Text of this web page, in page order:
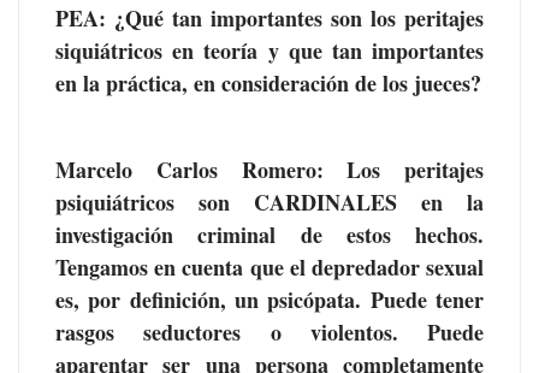
PEA: ¿Qué tan importantes son los peritajes
siquiátricos en teoría y que tan importantes
en la práctica, en consideración de los jueces?
Marcelo Carlos Romero: Los peritajes
psiquiátricos son CARDINALES en la
investigación criminal de estos hechos.
Tengamos en cuenta que el depredador sexual
es, por definición, un psicópata. Puede tener
rasgos seductores o violentos. Puede
aparentar ser una persona completamente